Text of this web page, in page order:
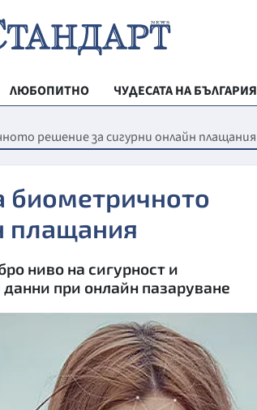
ЛЮБОПИТНО ЧУДЕСАТА НА БЪЛГАРИЯ
ВЕСТНИК
МЛАДЕЖКА
ЗДРАВЕ
МОЯТ ГРАД
ТЕХНОЛОГИИ
ДА!НА
ДА! НА
КУЛТУРА
решение за сигурни онлайн плащания
биометричното
плащания
ниво на сигурност и
при онлайн пазаруване